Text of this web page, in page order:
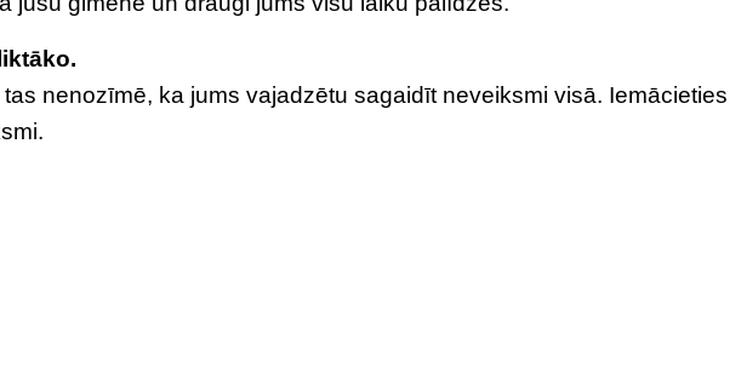
nenozīmē, ka jums vajadzētu sagaidīt neveiksmi visā. Iemācieties